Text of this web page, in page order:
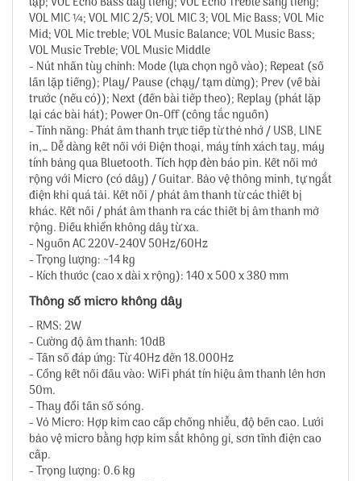
VOL MIC ¼; VOL MIC 2/5; VOL MIC 3; VOL Mic Bass; VOL Mic
Mid; VOL Mic treble; VOL Music Balance; VOL Music Bass;
VOL Music Treble; VOL Music Middle
- Nút nhấn tùy chỉnh: Mode (lựa chọn ngõ vào); Repeat (số
lần lặp tiếng); Play/ Pause (chạy/ tạm dừng); Prev (về bài
trước (nếu có)); Next (đến bài tiếp theo); Replay (phát lặp
lại các bài hát); Power On-Off (công tắc nguồn)
- Tính năng: Phát âm thanh trực tiếp từ thẻ nhớ / USB, LINE
in,… Dễ dàng kết nối với Điện thoại, máy tính xách tay, máy
tính bảng qua Bluetooth. Tích hợp đèn báo pin. Kết nối mở
rộng với Micro (có dây) / Guitar. Bảo vệ thông minh, tự ngắt
điện khi quá tải. Kết nối / phát âm thanh từ các thiết bị
khác. Kết nối / phát âm thanh ra các thiết bị âm thanh mở
rộng. Điều khiển không dây từ xa.
- Nguồn AC 220V-240V 50Hz/60Hz
- Trọng lượng: ~14 kg
- Kích thước (cao x dài x rộng): 140 x 500 x 380 mm
Thông số micro không dây
- RMS: 2W
- Cường độ âm thanh: 10dB
- Tần số đáp ứng: Từ 40Hz đến 18.000Hz
- Cổng kết nối đầu vào: WiFi phát tín hiệu âm thanh lên hơn
50m.
- Thay đổi tần số sóng.
- Vỏ Micro: Hợp kim cao cấp chống nhiễu, độ bền cao. Lưới
bảo vệ micro bằng hợp kim sắt không gỉ, sơn tĩnh điện cao
cấp.
- Trọng lượng: 0.6 kg